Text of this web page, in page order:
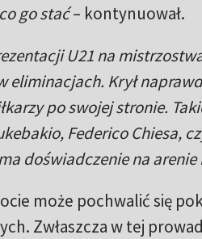
go stać– kontynuował.
U21 na
eliminacjach. Krył
po swojej stronie.
Federico Chiesa,
doświadczenie na
może pochwalić się
Zwłaszcza w tej